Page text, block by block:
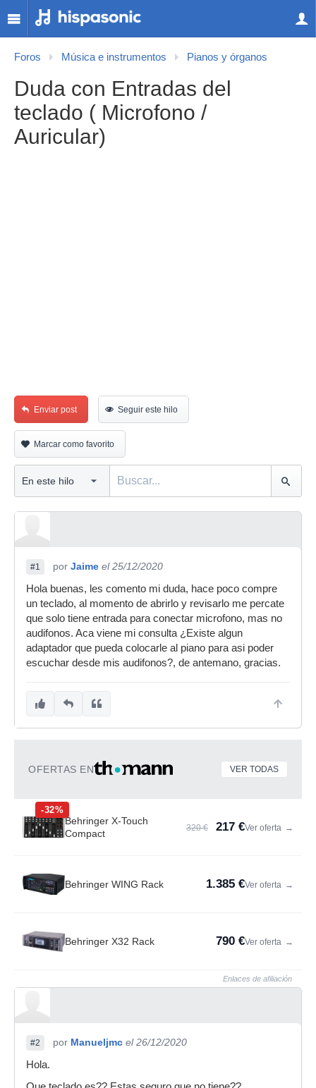
Foros Música e instrumentos Pianos y órganos
Duda con Entradas del
teclado ( Microfono /
Auricular)
Enviar post Seguir este hilo
Marcar como favorito
#1 por Jaime el 25/12/2020
Hola buenas, les comento mi duda, hace poco compre
un teclado, al momento de abrirlo y revisarlo me percate
que solo tiene entrada para conectar microfono, mas no
audifonos. Aca viene mi consulta ¿Existe algun
adaptador que pueda colocarle al piano para asi poder
escuchar desde mis audifonos?, de antemano, gracias.
OFERTAS EN VER TODAS
-32%
Behringer X-Touch
Compact
320 € 217 €Ver oferta →
Behringer WING Rack 1.385 €Ver oferta →
Behringer X32 Rack 790 €Ver oferta →
Enlaces de afiliación
#2 por Manueljmc el 26/12/2020
Hola.